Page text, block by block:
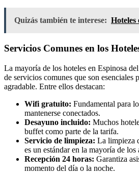
Quizás también te interese: Hoteles
Servicios Comunes en los
La mayoría de los hoteles en Espinosa
de servicios comunes que son esenciales
agradable. Entre ellos destacan:
Wifi gratuito: Fundamental para
mantenerse conectados.
Desayuno incluido: Muchos
buffet como parte de la tarifa.
Servicio de limpieza: La limpieza
es un estándar en la mayoría de los
Recepción 24 horas: Garantiza
momento del día o la noche.